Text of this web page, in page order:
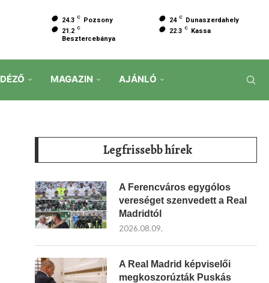
24.3 C Pozsony 24 C
Dunaszerdahely
21.2 C
Besztercebánya
22.3 C Kassa
MAGAZIN AJÁNLÓ
Legfrissebb hírek
A Ferencváros egygólos
vereséget szenvedett a Real
Madridtól
2026.08.09.
A Real Madrid képviselői
megkoszorúzták Puskás